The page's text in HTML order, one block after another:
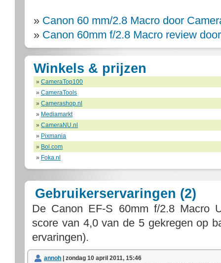
» Canon 60 mm/2.8 Macro door
» Canon 60mm f/2.8 Macro review
Winkels & prijzen
» CameraTop100
» CameraTools
» Camerashop.nl
» Mediamarkt
» CameraNU.nl
» Pixmania
» Bol.com
» Foka.nl
Gebruikerservaringen (2)
De Canon EF-S 60mm f/2.8 Macro
score van 4,0van de 5 gekregen op
ervaringen).
annoh | zondag 10 april 2011, 15:46